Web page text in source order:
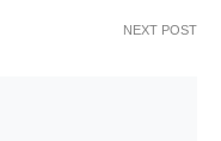
NEXT POST